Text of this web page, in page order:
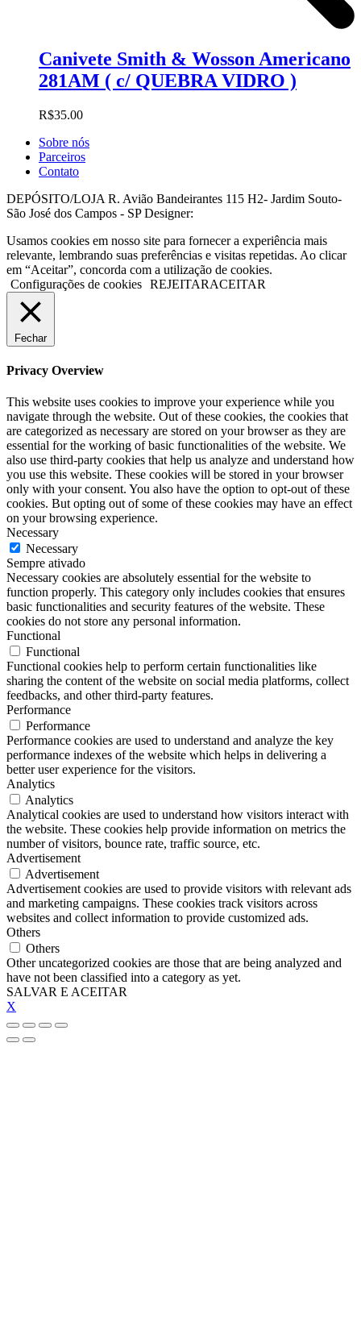
Canivete Smith & Wosson Americano
281AM ( c/ QUEBRA VIDRO )
R$35.00
Sobre nós
Parceiros
Contato
DEPÓSITO/LOJA R. Avião Bandeirantes 115 H2- Jardim Souto-
São José dos Campos - SP Designer:
Usamos cookies em nosso site para fornecer a experiência mais
relevante, lembrando suas preferências e visitas repetidas. Ao clicar
em “Aceitar”, concorda com a utilização de cookies.
Configurações de cookies REJEITARACEITAR
Fechar
Privacy Overview
This website uses cookies to improve your experience while you
navigate through the website. Out of these cookies, the cookies that
are categorized as necessary are stored on your browser as they are
essential for the working of basic functionalities of the website. We
also use third-party cookies that help us analyze and understand how
you use this website. These cookies will be stored in your browser
only with your consent. You also have the option to opt-out of these
cookies. But opting out of some of these cookies may have an effect
on your browsing experience.
Necessary
Necessary
Sempre ativado
Necessary cookies are absolutely essential for the website to
function properly. This category only includes cookies that ensures
basic functionalities and security features of the website. These
cookies do not store any personal information.
Functional
Functional
Functional cookies help to perform certain functionalities like
sharing the content of the website on social media platforms, collect
feedbacks, and other third-party features.
Performance
Performance
Performance cookies are used to understand and analyze the key
performance indexes of the website which helps in delivering a
better user experience for the visitors.
Analytics
Analytics
Analytical cookies are used to understand how visitors interact with
the website. These cookies help provide information on metrics the
number of visitors, bounce rate, traffic source, etc.
Advertisement
Advertisement
Advertisement cookies are used to provide visitors with relevant ads
and marketing campaigns. These cookies track visitors across
websites and collect information to provide customized ads.
Others
Others
Other uncategorized cookies are those that are being analyzed and
have not been classified into a category as yet.
SALVAR E ACEITAR
X